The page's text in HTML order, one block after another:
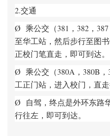
2.交通
Ø 乘公交（381，382，
至华工站，然后步行至图
正校门笔直走，即可到达。
Ø 乘公交（380A，380B
工正门站，进入校门，直走
Ø
自驾，终点是外环东路
行往左，即可到达。